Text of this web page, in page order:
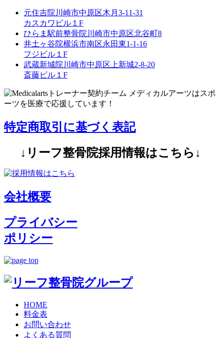
元住吉院 川崎市中原区木月3-11-31
カスカワビル１F
ひらま駅前整骨院 川崎市中原区北谷町8
井土ヶ谷院横浜市南区永田東1-1-16
フジビル１F
武蔵新城院 川崎市中原区上新城2-8-20
斎藤ビル１F
特定商取引に基づく表記
↓リーフ整骨院採用情報はこちら↓
会社概要
プライバシー
ポリシー
HOME
料金表
お問い合わせ
よくある質問